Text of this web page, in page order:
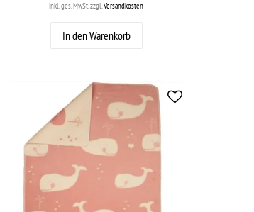
inkl. ges. MwSt.zzgl.Versandkosten
In den Warenkorb